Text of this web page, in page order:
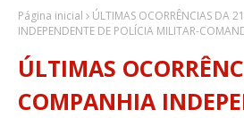
SALVADOR
Página inicial
ÚLTIMAS OCORRÊNCIAS DA
INDEPENDENTE DE POLÍCIA MILITAR-
ÚLTIMAS
COMPANHIA